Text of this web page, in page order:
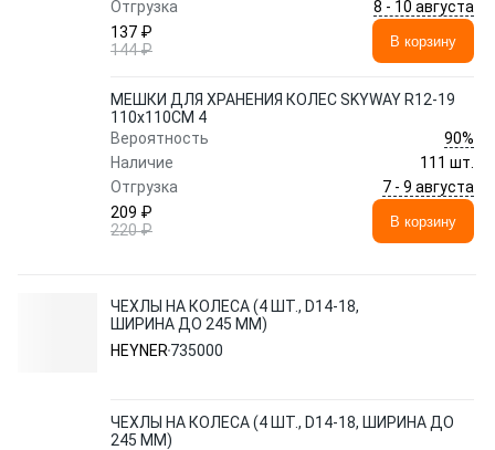
Отгрузка
8 - 10 августа
137 ₽
144 ₽
В корзину
МЕШКИ ДЛЯ ХРАНЕНИЯ КОЛЕС SKYWAY R12-19
110x110СМ 4
Вероятность
90%
Наличие
111 шт.
Отгрузка
7 - 9 августа
209 ₽
220 ₽
В корзину
ЧЕХЛЫ НА КОЛЕСА (4 ШТ., D14-18,
ШИРИНА ДО 245 ММ)
HEYNER 735000
ЧЕХЛЫ НА КОЛЕСА (4 ШТ., D14-18, ШИРИНА ДО
245 ММ)